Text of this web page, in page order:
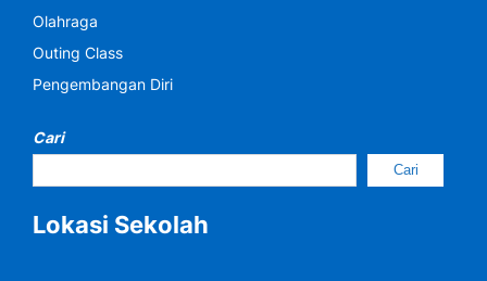
Olahraga
Outing Class
Pengembangan Diri
Cari
Cari
Lokasi Sekolah